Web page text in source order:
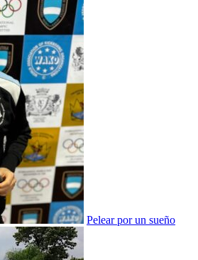
Pelear por un sueño